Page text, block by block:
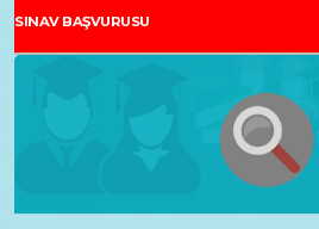
SINAV BAŞVURUSU